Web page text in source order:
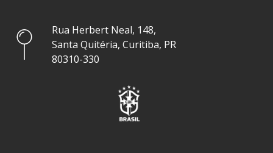
Rua Herbert Neal, 148,
Santa Quitéria, Curitiba, PR
80310-330